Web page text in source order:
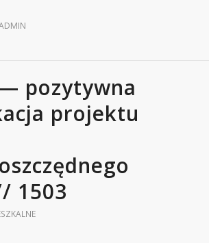
— pozytywna
projektu
1503